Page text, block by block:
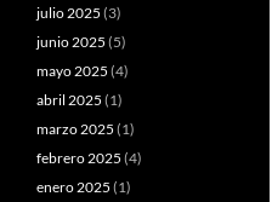
julio 2025 (3)
junio 2025 (5)
mayo 2025 (4)
abril 2025 (1)
marzo 2025 (1)
febrero 2025 (4)
enero 2025 (1)